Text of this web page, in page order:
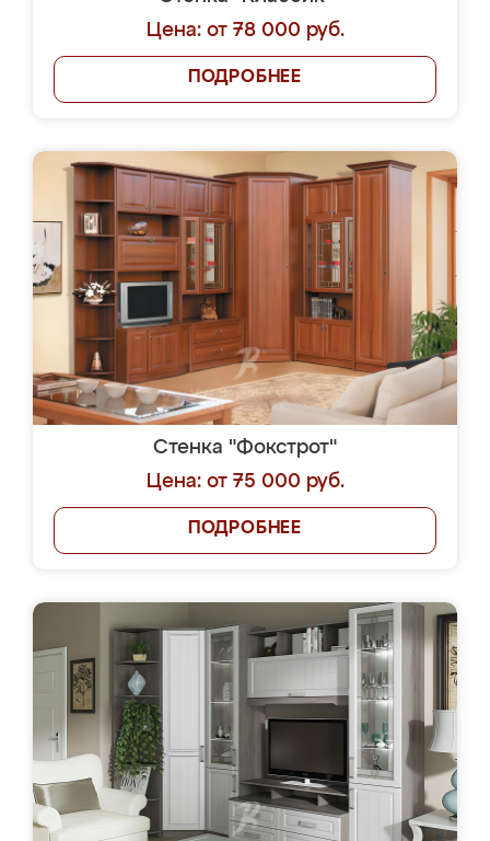
Цена: от 78 000 руб.
ПОДРОБНЕЕ
Стенка "Фокстрот"
Цена: от 75 000 руб.
ПОДРОБНЕЕ